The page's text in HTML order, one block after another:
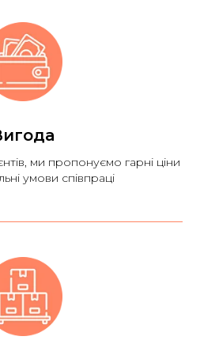
ми пропонуємо гарні ціни
умови співпраці